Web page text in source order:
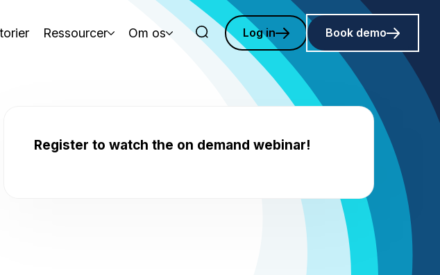
Ressourcer Om os Log in Book demo
Register to watch the on demand webinar!